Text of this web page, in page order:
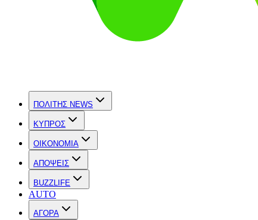
ΠΟΛΙΤΗΣ NEWS
ΚΥΠΡΟΣ
OIKONOMIA
ΑΠΟΨΕΙΣ
BUZZLIFE
AUTO
ΑΓΟΡΑ